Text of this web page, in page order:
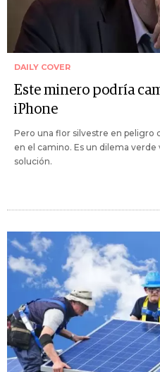
DAILY COVER
Este minero podría
iPhone
Pero una flor silvestre en peligro
en el camino. Es un dilema
solución.